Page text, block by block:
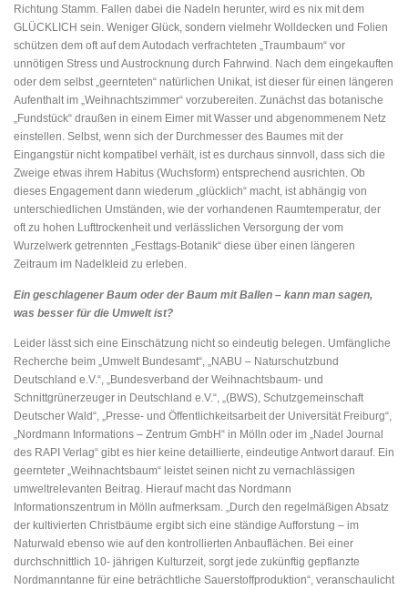
Richtung Stamm. Fallen dabei die Nadeln herunter, wird es nix mit dem
GLÜCKLICH sein. Weniger Glück, sondern vielmehr Wolldecken und Folien
schützen dem oft auf dem Autodach verfrachteten „Traumbaum“ vor
unnötigen Stress und Austrocknung durch Fahrwind. Nach dem eingekauften
oder dem selbst „geernteten“ natürlichen Unikat, ist dieser für einen längeren
Aufenthalt im „Weihnachtszimmer“ vorzubereiten. Zunächst das botanische
„Fundstück“ draußen in einem Eimer mit Wasser und abgenommenem Netz
einstellen. Selbst, wenn sich der Durchmesser des Baumes mit der
Eingangstür nicht kompatibel verhält, ist es durchaus sinnvoll, dass sich die
Zweige etwas ihrem Habitus (Wuchsform) entsprechend ausrichten. Ob
dieses Engagement dann wiederum „glücklich“ macht, ist abhängig von
unterschiedlichen Umständen, wie der vorhandenen Raumtemperatur, der
oft zu hohen Lufttrockenheit und verlässlichen Versorgung der vom
Wurzelwerk getrennten „Festtags-Botanik“ diese über einen längeren
Zeitraum im Nadelkleid zu erleben.
Ein geschlagener Baum oder der Baum mit Ballen – kann man sagen,
was besser für die Umwelt ist?
Leider lässt sich eine Einschätzung nicht so eindeutig belegen. Umfängliche
Recherche beim „Umwelt Bundesamt“, „NABU – Naturschutzbund
Deutschland e.V.“, „Bundesverband der Weihnachtsbaum- und
Schnittgrünerzeuger in Deutschland e.V.“, „(BWS), Schutzgemeinschaft
Deutscher Wald“, „Presse- und Öffentlichkeitsarbeit der Universität Freiburg“,
„Nordmann Informations – Zentrum GmbH“ in Mölln oder im „Nadel Journal
des RAPI Verlag“ gibt es hier keine detaillierte, eindeutige Antwort darauf. Ein
geernteter „Weihnachtsbaum“ leistet seinen nicht zu vernachlässigen
umweltrelevanten Beitrag. Hierauf macht das Nordmann
Informationszentrum in Mölln aufmerksam. „Durch den regelmäßigen Absatz
der kultivierten Christbäume ergibt sich eine ständige Aufforstung – im
Naturwald ebenso wie auf den kontrollierten Anbauflächen. Bei einer
durchschnittlich 10- jährigen Kulturzeit, sorgt jede zukünftig gepflanzte
Nordmanntanne für eine beträchtliche Sauerstoffproduktion“, veranschaulicht